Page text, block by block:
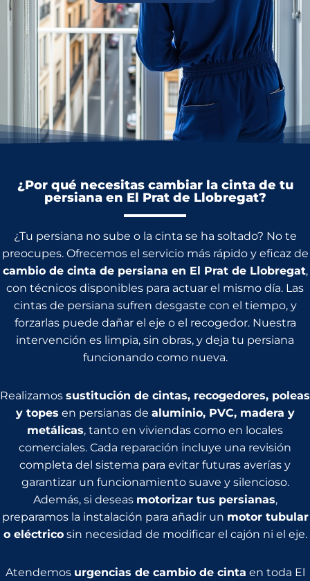
¿Por qué necesitas cambiar la cinta de tu
persiana en El Prat de Llobregat?
¿Tu persiana no sube o la cinta se ha soltado? No te
preocupes. Ofrecemos el servicio más rápido y eficaz de
cambio de cinta de persiana en El Prat de Llobregat,
con técnicos disponibles para actuar el mismo día. Las
cintas de persiana sufren desgaste con el tiempo, y
forzarlas puede dañar el eje o el recogedor. Nuestra
intervención es limpia, sin obras, y deja tu persiana
funcionando como nueva.
Realizamos sustitución de cintas, recogedores, poleas
y topes en persianas de aluminio, PVC, madera y
metálicas, tanto en viviendas como en locales
comerciales. Cada reparación incluye una revisión
completa del sistema para evitar futuras averías y
garantizar un funcionamiento suave y silencioso.
Además, si deseas motorizar tus persianas,
preparamos la instalación para añadir un motor tubular
o eléctricosin necesidad de modificar el cajón ni el eje.
Atendemos urgencias de cambio de cinta en toda El